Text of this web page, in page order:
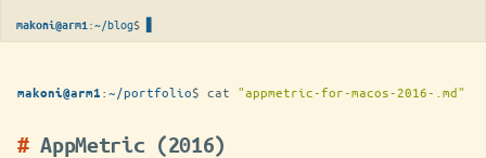
makoni@arm1 :~/blog$
makoni@arm1 :~/portfolio$ cat "appmetric-for-macos-2016-.md"
AppMetric (2016)